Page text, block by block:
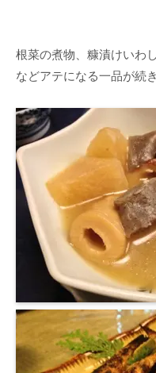
根菜の煮物、糠漬けいわ
などアテになる一品が続